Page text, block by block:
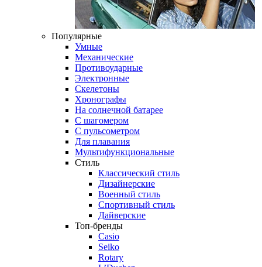
Популярные
Умные
Механические
Противоударные
Электронные
Скелетоны
Хронографы
На солнечной батарее
С шагомером
С пульсометром
Для плавания
Мультифункциональные
Стиль
Классический стиль
Дизайнерские
Военный стиль
Спортивный стиль
Дайверские
Топ-бренды
Casio
Seiko
Rotary